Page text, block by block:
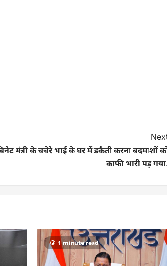
मंत्री के चचेरे भाई के घर में डकैती करना बदमाशों
काफी भारी पड़
1 minute read